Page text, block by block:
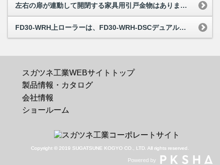
左右の扉が連動して開閉する家具用引戸金物はありますか
FD30-WRH上ローラーは、FD30-WRH-DSCデュアルソフトクローザーの戸尻...
スガツネ工業WEBサイトトップ
製品情報・カタログ
会社情報
ショールーム
Copyright © 2019 SUGATSUNE KOGYO CO., LTD. All rights reserved.
Powered by